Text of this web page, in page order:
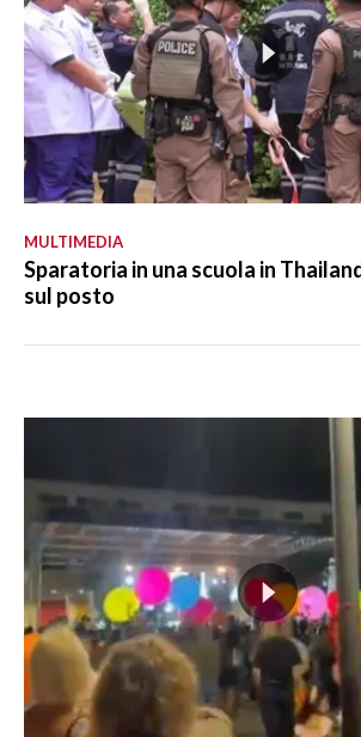
MULTIMEDIA
Sparatoria in una scuola in
sul posto